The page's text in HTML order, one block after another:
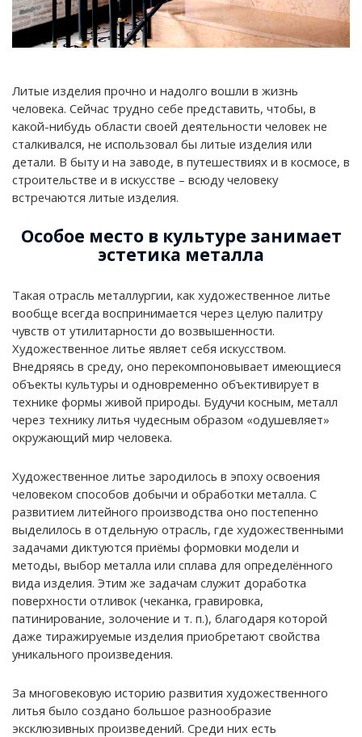
Литые изделия прочно и надолго вошли в жизнь
человека. Сейчас трудно себе представить, чтобы, в
какой-нибудь области своей деятельности человек не
сталкивался, не использовал бы литые изделия или
детали. В быту и на заводе, в путешествиях и в космосе, в
строительстве и в искусстве – всюду человеку
встречаются литые изделия.
Особое место в культуре занимает
эстетика металла
Такая отрасль металлургии, как художественное литье
вообще всегда воспринимается через целую палитру
чувств от утилитарности до возвышенности.
Художественное литье являет себя искусством.
Внедряясь в среду, оно перекомпоновывает имеющиеся
объекты культуры и одновременно объективирует в
технике формы живой природы. Будучи косным, металл
через технику литья чудесным образом «одушевляет»
окружающий мир человека.
Художественное литье зародилось в эпоху освоения
человеком способов добычи и обработки металла. С
развитием литейного производства оно постепенно
выделилось в отдельную отрасль, где художественными
задачами диктуются приёмы формовки модели и
методы, выбор металла или сплава для определённого
вида изделия. Этим же задачам служит доработка
поверхности отливок (чеканка, гравировка,
патинирование, золочение и т. п.), благодаря которой
даже тиражируемые изделия приобретают свойства
уникального произведения.
За многовековую историю развития художественного
литья было создано большое разнообразие
эксклюзивных произведений. Среди них есть